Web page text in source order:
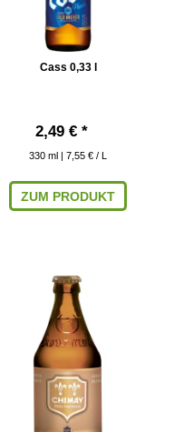
Cass 0,33 l
2,49 € *
330 ml | 7,55 € / L
ZUM PRODUKT